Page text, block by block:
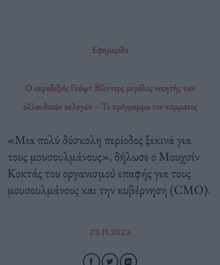
Εφημερίδα
Ο ακροδεξιός Γκέερτ Βίλντερς μεγάλος νικητής των
ολλανδικών εκλογών – Το πρόγραμμα του κόμματος
«Μια πολύ δύσκολη περίοδος ξεκινά για
τους μουσουλμάνους», δήλωσε ο Μουχσίν
Κοκτάς του οργανισμού επαφής για τους
μουσουλμάνους και την κυβέρνηση (CMO).
23.11.2023